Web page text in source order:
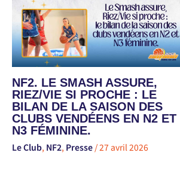
NF2. LE SMASH ASSURE,
RIEZ/VIE SI PROCHE : LE
BILAN DE LA SAISON DES
CLUBS VENDÉENS EN N2 ET
N3 FÉMININE.
Le Club, NF2, Presse /27 avril 2026